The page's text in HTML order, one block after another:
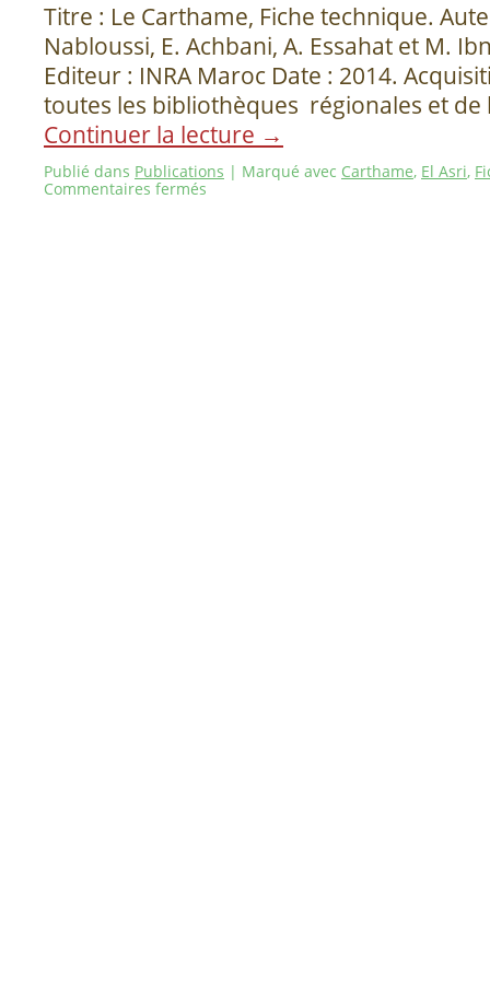
Titre : Le Carthame, Fiche technique.
Nabloussi, E. Achbani, A. Essahat et M.
Editeur : INRA Maroc Date : 2014.
toutes les bibliothèques régionales et
Continuer la lecture →
Publié dans Publications | Marqué avec Carthame, El Asri,
Commentaires fermés